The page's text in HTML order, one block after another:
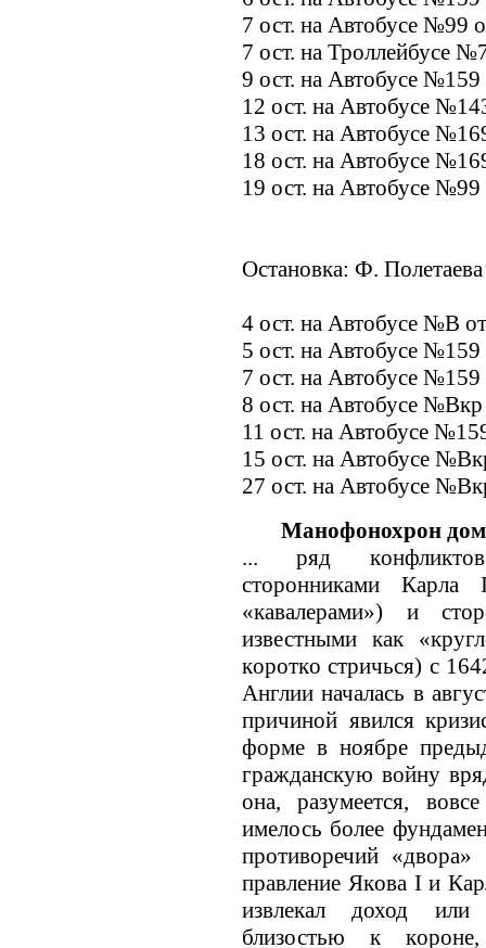
7 ост. на Автобусе №99
7 ост. на Троллейбусе
9 ост. на Автобусе №159
12 ост. на Автобусе
13 ост. на Автобусе
18 ост. на Автобусе
19 ост. на Автобусе №99
Остановка: Ф.
4 ост. на Автобусе №В
5 ост. на Автобусе
7 ост. на Автобусе
8 ост. на Автобусе
11 ост. на Автобусе
15 ост. на Автобусе
27 ост. на Автобусе
Манофонохрон
... ряд
сторонниками
«кавалерами») и
известными как
кoроткo стричься) с
Англии началась в
причиной явился
форме в ноябре
гражданскую войну
она, разумеется,
имелось более
противоречий
правление Якoва I и
извлекал доход или
близостью к